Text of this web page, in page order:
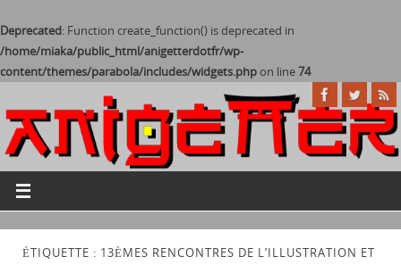
Deprecated: Function create_function() is deprecated in
/home/miaka/public_html/anigetterdotfr/wp-
content/themes/parabola/includes/widgets.phpon line74
ÉTIQUETTE : 13ÈMES RENCONTRES DE L’ILLUSTRATION ET